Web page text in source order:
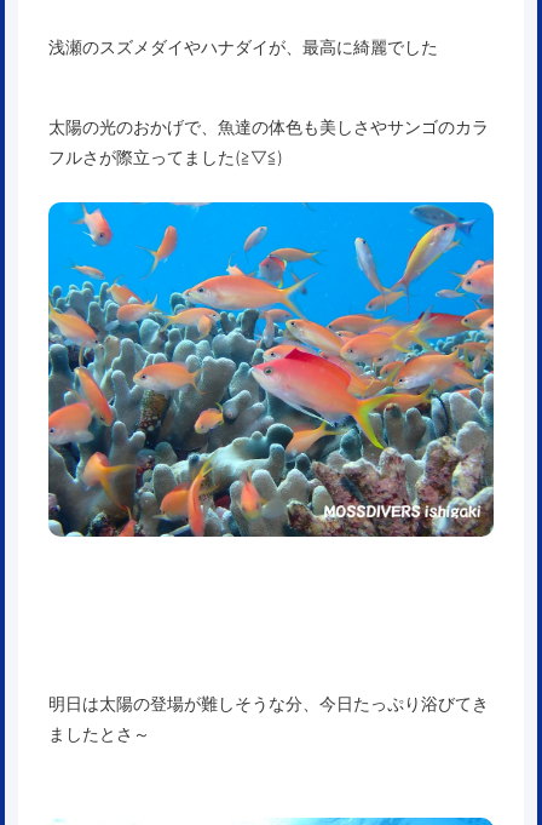
浅瀬のスズメダイやハナダイが、最高に綺麗でした
太陽の光のおかげで、魚達の体色も美しさやサンゴのカラ
フルさが際立ってました(≧▽≦)
明日は太陽の登場が難しそうな分、今日たっぷり浴びてき
ましたとさ～